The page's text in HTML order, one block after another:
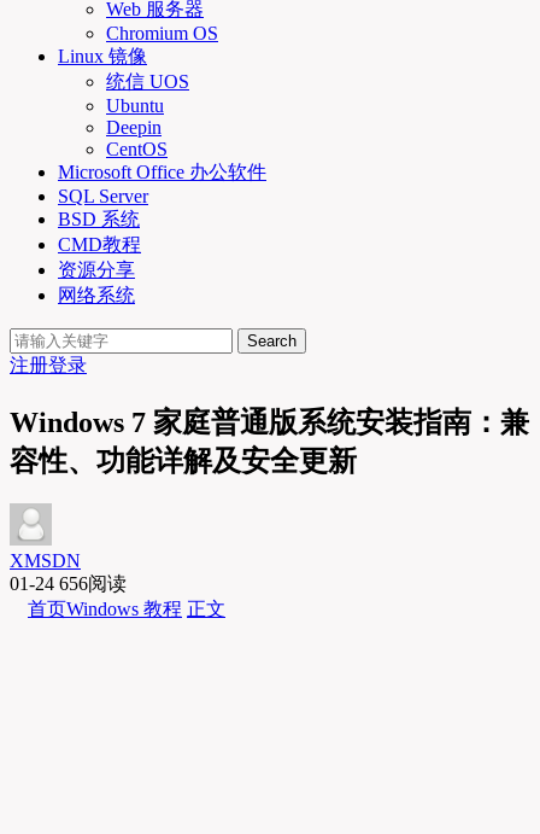
Web 服务器
Chromium OS
Linux 镜像
统信 UOS
Ubuntu
Deepin
CentOS
Microsoft Office 办公软件
SQL Server
BSD 系统
CMD教程
资源分享
网络系统
Search
注册登录
Windows 7 家庭普通版系统安装指南：兼
容性、功能详解及安全更新
XMSDN
01-24 656阅读
首页Windows 教程 正文